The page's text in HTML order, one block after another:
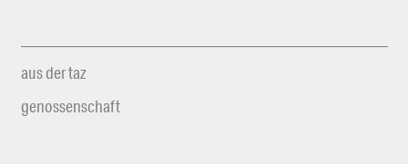
aus der taz
genossenschaft